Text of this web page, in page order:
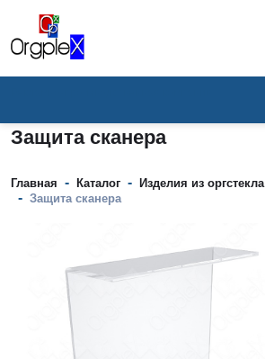
Защита сканера
Главная - Каталог - Изделия из оргстекла
- Защита сканера